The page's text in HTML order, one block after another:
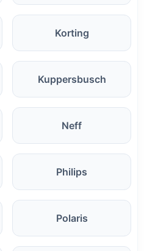
Korting
Kuppersbusch
Neff
Philips
Polaris